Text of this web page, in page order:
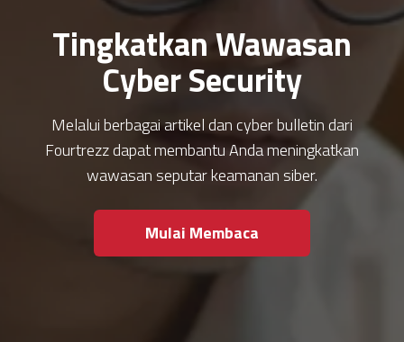
Tingkatkan Wawasan
Cyber Security
Melalui berbagai artikel dan cyber bulletin dari
Fourtrezz dapat membantu Anda meningkatkan
wawasan seputar keamanan siber.
Mulai Membaca